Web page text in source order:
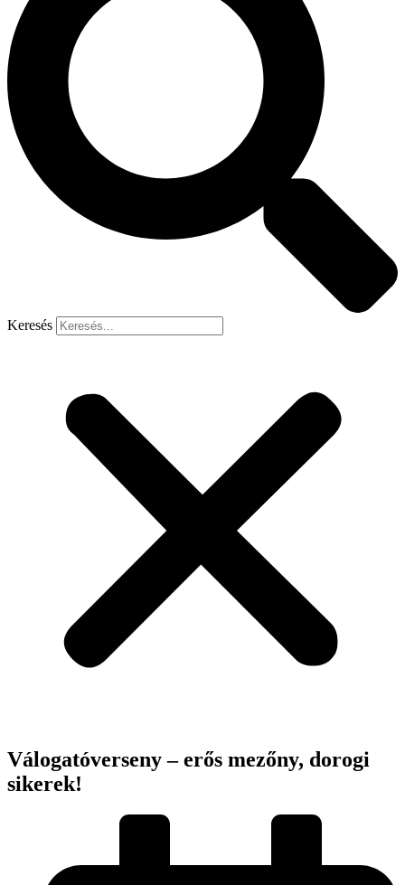
Keresés
Válogatóverseny – erős mezőny, dorogi
sikerek!